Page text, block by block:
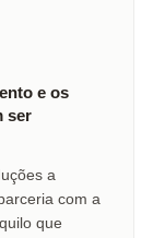
e os
ser
a
com a
que